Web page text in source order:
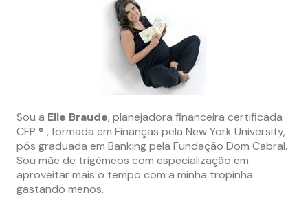
Sou a Elle Braude, planejadora financeira certificada
CFP ® , formada em Finanças pela New York University,
pós graduada em Banking pela Fundação Dom Cabral.
Sou mãe de trigêmeos com especialização em
aproveitar mais o tempo com a minha tropinha
gastando menos.